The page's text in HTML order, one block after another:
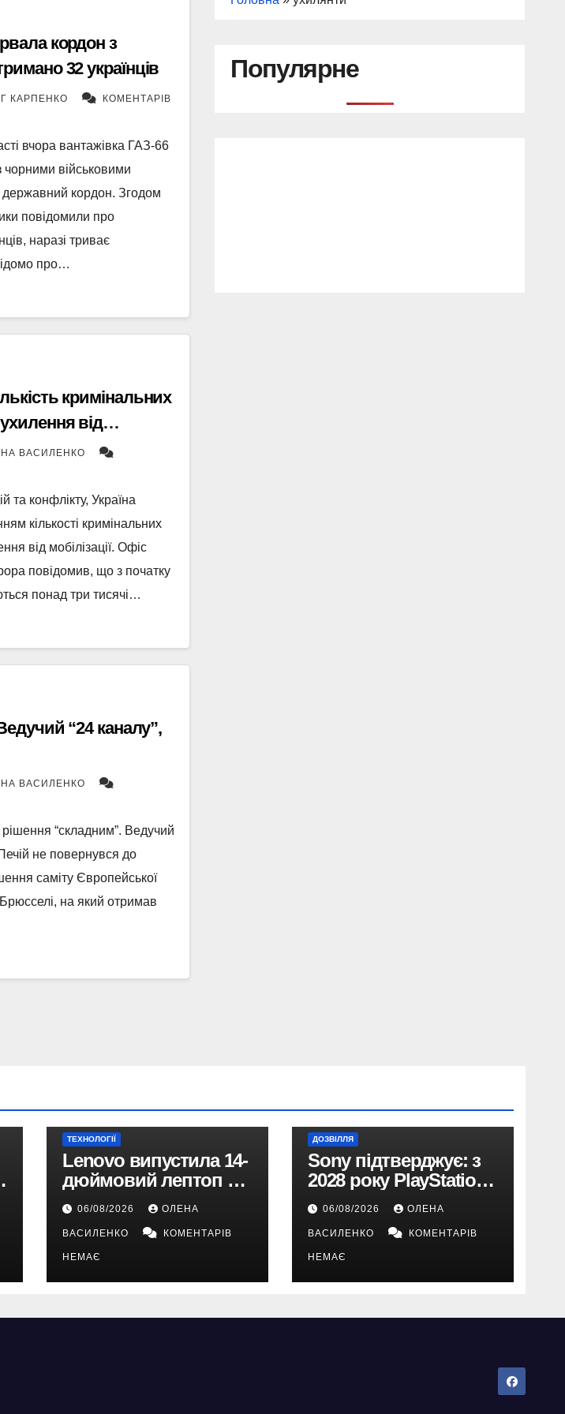
кордон з
32 українців
КАРПЕНКО КОМЕНТАРІВ
вчора вантажівка ГАЗ-66
чорними військовими
кордон. Згодом
повідомили про
наразі триває
про…
кримінальних
від
ВАСИЛЕНКО
та конфлікту, Україна
кількості кримінальних
від мобілізації. Офіс
повідомив, що з початку
понад три тисячі…
“24 каналу”,
ВАСИЛЕНКО
“складним”. Ведучий
не повернувся до
саміту Європейської
на який отримав
Популярне
ТЕХНОЛОГІЇ
Lenovo випустила 14-
дюймовий лептоп на
Snapdragon X2 з
автономністю понад
33 години
06/08/2026 ОЛЕНА
ВАСИЛЕНКО КОМЕНТАРІВ
НЕМАЄ
ДОЗВІЛЛЯ
Sony підтверджує: з
2028 року PlayStation
перейде виключно на
цифрові ігри
06/08/2026 ОЛЕНА
ВАСИЛЕНКО КОМЕНТАРІВ
НЕМАЄ